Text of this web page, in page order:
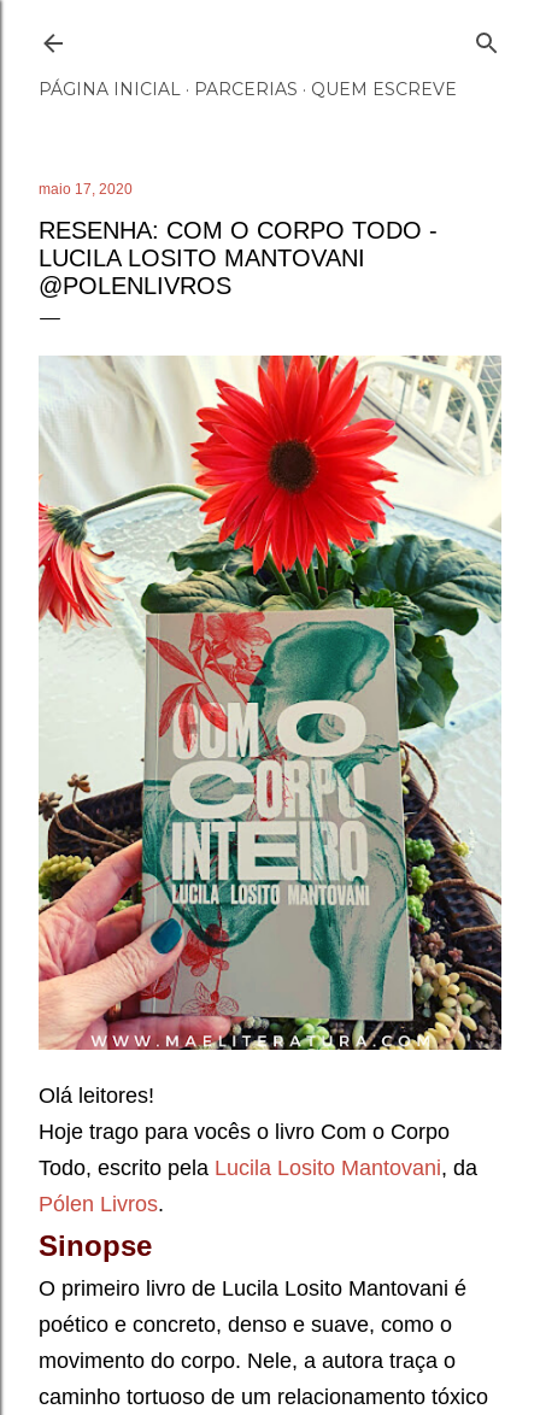
PÁGINA INICIAL PARCERIAS QUEM ESCREVE
maio 17, 2020
RESENHA: COM O CORPO TODO -
LUCILA LOSITO MANTOVANI
@POLENLIVROS
Olá leitores!
Hoje trago para vocês o livro Com o Corpo
Todo, escrito pela Lucila Losito Mantovani, da
Pólen Livros.
Sinopse
O primeiro livro de Lucila Losito Mantovani é
poético e concreto, denso e suave, como o
movimento do corpo. Nele, a autora traça o
caminho tortuoso de um relacionamento tóxico